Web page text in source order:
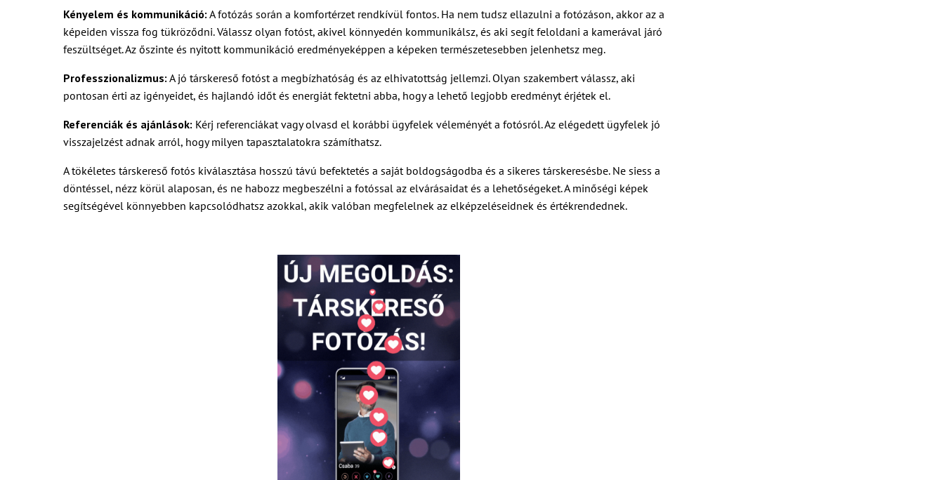
Kényelem és kommunikáció: A fotózás során a komfortérzet rendkívül fontos. Ha nem tudsz ellazulni a fotózáson, akkor az a
képeiden vissza fog tükröződni. Válassz olyan fotóst, akivel könnyedén kommunikálsz, és aki segít feloldani a kamerával járó
feszültséget. Az őszinte és nyitott kommunikáció eredményeképpen a képeken természetesebben jelenhetsz meg.
Professzionalizmus: A jó társkereső fotóst a megbízhatóság és az elhivatottság jellemzi. Olyan szakembert válassz, aki
pontosan érti az igényeidet, és hajlandó időt és energiát fektetni abba, hogy a lehető legjobb eredményt érjétek el.
Referenciák és ajánlások: Kérj referenciákat vagy olvasd el korábbi ügyfelek véleményét a fotósról. Az elégedett ügyfelek jó
visszajelzést adnak arról, hogy milyen tapasztalatokra számíthatsz.
A tökéletes társkereső fotós kiválasztása hosszú távú befektetés a saját boldogságodba és a sikeres társkeresésbe. Ne siess a
döntéssel, nézz körül alaposan, és ne habozz megbeszélni a fotóssal az elvárásaidat és a lehetőségeket. A minőségi képek
segítségével könnyebben kapcsolódhatsz azokkal, akik valóban megfelelnek az elképzeléseidnek és értékrendednek.